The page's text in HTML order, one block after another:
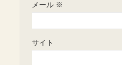
メール ※
サイト